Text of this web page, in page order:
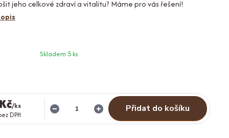
jeho celkové zdraví a vitalitu? Máme pro vás řešení!
Skladem 5 ks
/ks
DPH
Přidat do košíku